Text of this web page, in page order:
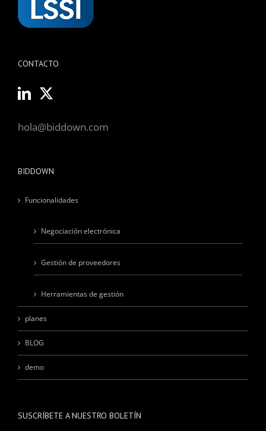
CONTACTO
hola@biddown.com
BIDDOWN
Funcionalidades
Negociación electrónica
Gestión de proveedores
Herramientas de gestión
planes
BLOG
demo
SUSCRÍBETE A NUESTRO BOLETÍN